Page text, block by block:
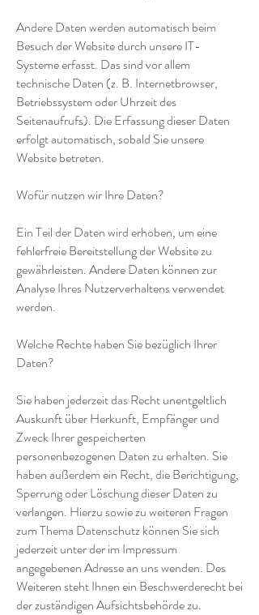
Andere Daten werden automatisch beim
Besuch der Website durch unsere IT-
Systeme erfasst. Das sind vor allem
technische Daten (z. B. Internetbrowser,
Betriebssystem oder Uhrzeit des
Seitenaufrufs). Die Erfassung dieser Daten
erfolgt automatisch, sobald Sie unsere
Website betreten.
Wofür nutzen wir Ihre Daten?
Ein Teil der Daten wird erhoben, um eine
fehlerfreie Bereitstellung der Website zu
gewährleisten. Andere Daten können zur
Analyse Ihres Nutzerverhaltens verwendet
werden.
Welche Rechte haben Sie bezüglich Ihrer
Daten?
Sie haben jederzeit das Recht unentgeltlich
Auskunft über Herkunft, Empfänger und
Zweck Ihrer gespeicherten
personenbezogenen Daten zu erhalten. Sie
haben außerdem ein Recht, die Berichtigung,
Sperrung oder Löschung dieser Daten zu
verlangen. Hierzu sowie zu weiteren Fragen
zum Thema Datenschutz können Sie sich
jederzeit unter der im Impressum
angegebenen Adresse an uns wenden. Des
Weiteren steht Ihnen ein Beschwerderecht bei
der zuständigen Aufsichtsbehörde zu.